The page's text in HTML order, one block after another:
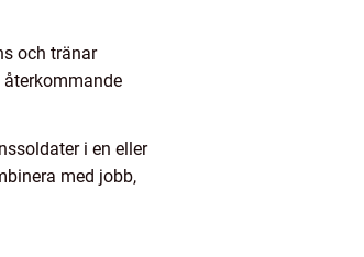
och tränar
i en eller
med jobb,